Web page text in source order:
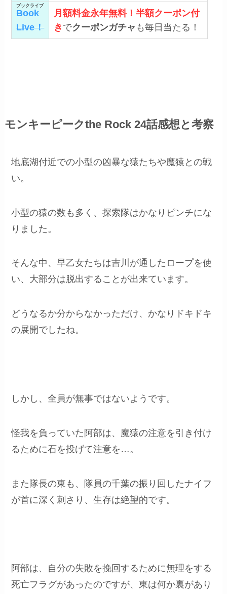
Book
Live！
ブックライブ
月額料金永年無料！半額クーポン付
き でクーポンガチャ も毎日当たる！
モンキーピークthe Rock 24話感想と考察
地底湖付近での小型の凶暴な猿たちや魔猿との戦
い。
小型の猿の数も多く、探索隊はかなりピンチにな
りました。
そんな中、早乙女たちは吉川が通したロープを使
い、大部分は脱出することが出来ています。
どうなるか分からなかっただけ、かなりドキドキ
の展開でしたね。
しかし、全員が無事ではないようです。
怪我を負っていた阿部は、魔猿の注意を引き付け
るために石を投げて注意を…。
また隊長の東も、隊員の千葉の振り回したナイフ
が首に深く刺さり、生存は絶望的です。
阿部は、自分の失敗を挽回するために無理をする
死亡フラグがあったのですが、東は何か裏があり